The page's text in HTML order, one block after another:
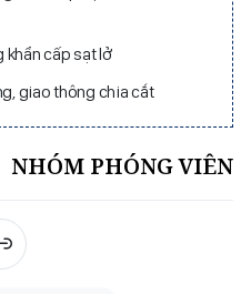
khẩn cấp sạt lở
giao thông chia cắt
NHÓM PHÓNG VIÊN